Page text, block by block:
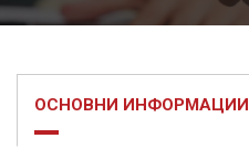
ОСНОВНИ ИНФОРМАЦИИ